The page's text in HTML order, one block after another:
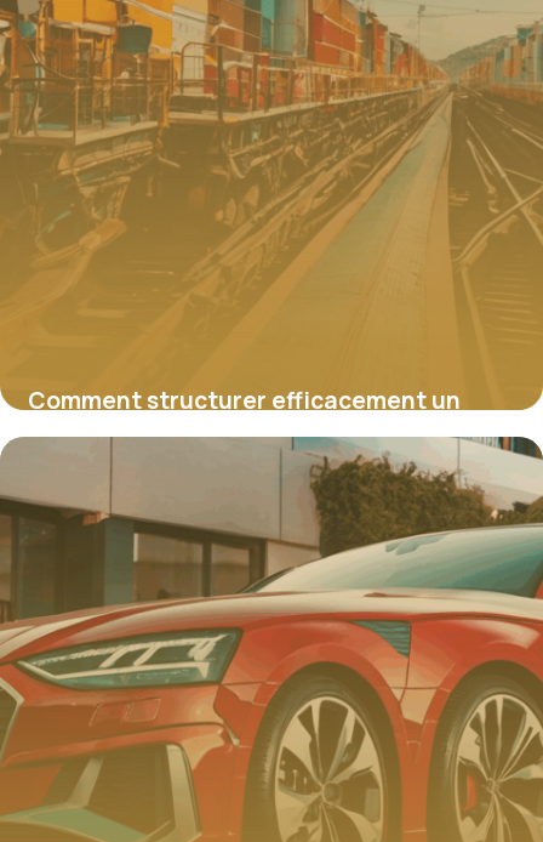
Comment structurer efficacement un
message après une conversation
téléphonique professionnelle
4 juillet 2025